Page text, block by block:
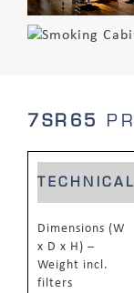
7SR65
Dimensions (W
x D x H) –
Weight incl.
filters